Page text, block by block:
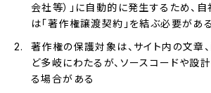
会社等）」に自動的に発生するため、
は「著作権譲渡契約」を結ぶ必要がある
著作権の保護対象は、サイト内の文章
ど多岐にわたるが、ソースコードや設
る場合がある